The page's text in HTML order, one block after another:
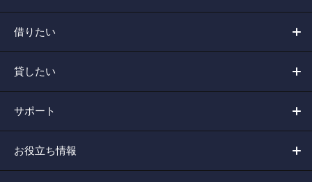
借りたい
貸したい
サポート
お役立ち情報